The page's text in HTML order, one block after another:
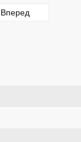
Вперед